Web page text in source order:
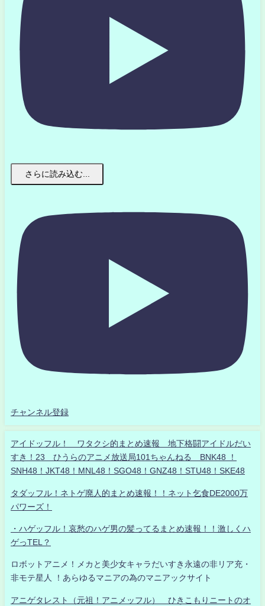
さらに読み込む...
チャンネル登録
アイドッフル！ ワタクシ的まとめ速報 地下格闘アイドルだい
すき！23 ひうらのアニメ放送局101ちゃんねる BNK48 ！
SNH48！JKT48！MNL48！SGO48！GNZ48！STU48！SKE48
タダッフル！ネトゲ廃人的まとめ速報！！ネット乞食DE2000万
パワーズ！
・ハゲッフル！哀愁のハゲ男の髪ってるまとめ速報！！激しくハ
ゲっTEL？
ロボットアニメ！メカと美少女キャラだいすき永遠の非リア充・
非モテ星人 ！あらゆるマニアの為のマニアックサイト
アニゲタレスト（元祖！アニメッフル） ひきこもりニートのオ